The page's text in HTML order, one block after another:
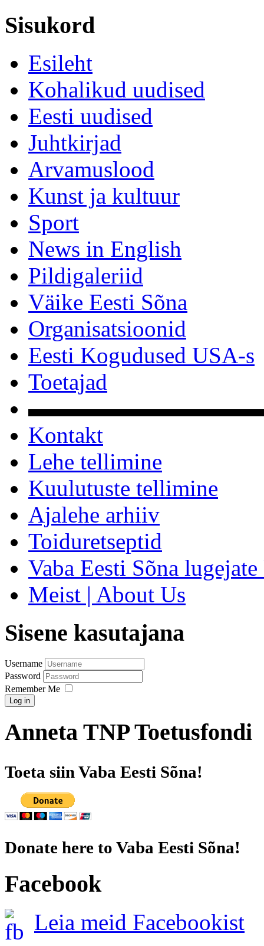
Sisukord
Esileht
Kohalikud uudised
Eesti uudised
Juhtkirjad
Arvamuslood
Kunst ja kultuur
Sport
News in English
Pildigaleriid
Väike Eesti Sõna
Organisatsioonid
Eesti Kogudused USA-s
Toetajad
Kontakt
Lehe tellimine
Kuulutuste tellimine
Ajalehe arhiiv
Toiduretseptid
Vaba Eesti Sõna
Meist | About Us
Sisene kasutajana
Username
Password
Remember Me
Log in
Anneta TNP Toetusfondi
Toeta siin Vaba Eesti Sõna!
Donate here to Vaba Eesti Sõna!
Facebook
Leia meid Facebookist